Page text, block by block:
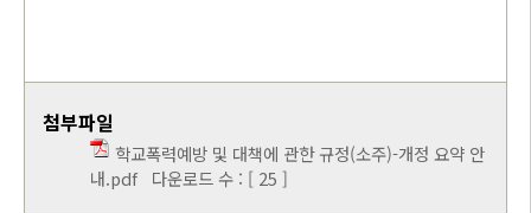
첨부파일
학교폭력예방 및 대책에 관한 규정(소주)-개정 요약 안
내.pdf다운로드 수 : [ 25 ]